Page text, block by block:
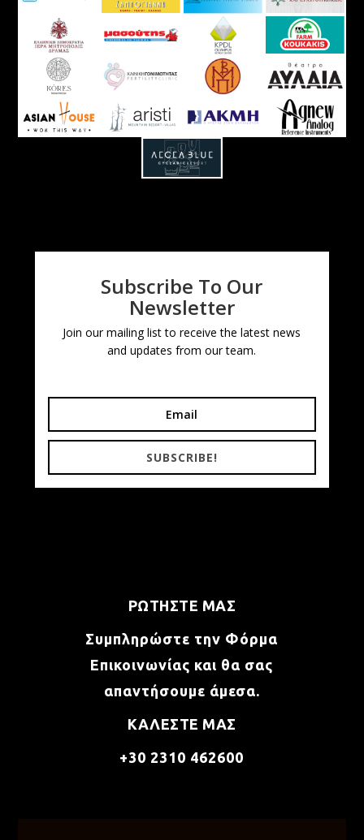
Subscribe To Our
Newsletter
Join our mailing list to receive the latest news
and updates from our team.
SUBSCRIBE!
ΡΩΤΗΣΤΕ ΜΑΣ
Συμπληρώστε την Φόρμα
Επικοινωνίας και θα σας
απαντήσουμε άμεσα.
ΚΑΛΕΣΤΕ ΜΑΣ
+30 2310 462600